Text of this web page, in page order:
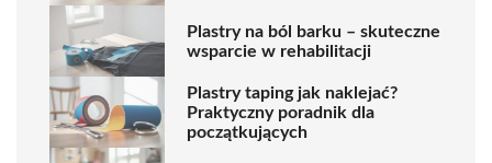
Plastry na ból barku – skuteczne
wsparcie w rehabilitacji
Plastry taping jak naklejać?
Praktyczny poradnik dla
początkujących